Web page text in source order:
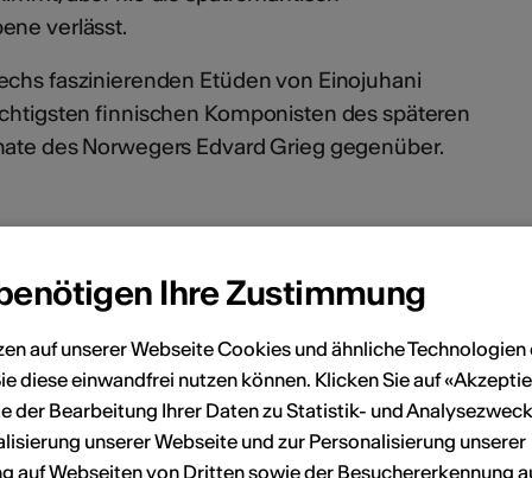
verlässt.
faszinierenden Etüden von Einojuhani
finnischen Komponisten des späteren
des Norwegers Edvard Grieg gegenüber.
to Discover 2026
Spotify
klavier
Ihre Zustimmung
auf unserer Webseite Cookies und ähnliche Technologien
diese einwandfrei nutzen können. Klicken Sie auf
der Bearbeitung Ihrer Daten zu Statistik- und
unserer Webseite und zur Personalisierung unserer
auf Webseiten von Dritten sowie der Besuchererkennung